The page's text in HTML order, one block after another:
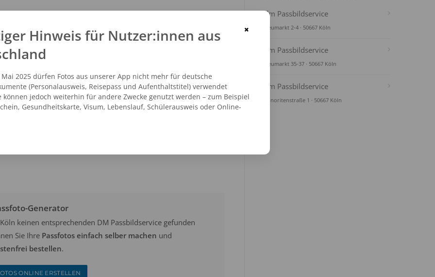
- 25083058
Generator
keinen entsprechenden DM Passbildservice gefunden
Sie Ihre Passfotos einfach selber machen und
bestellen.
ONLINE ERSTELLEN
dm Passbildservice
Neumarkt 2-4 · 50667 Köln
dm Passbildservice
Neumarkt 35-37 · 50667 Köln
dm Passbildservice
Minoritenstraße 1 · 50667 Köln
×
Hinweis für Nutzer:innen aus
Mai 2025 dürfen Fotos aus unserer App nicht mehr für deutsche
(Personalausweis, Reisepass und Aufenthaltstitel) verwendet
können jedoch weiterhin für andere Zwecke genutzt werden – zum Beispiel
Gesundheitskarte, Visum, Lebenslauf, Schülerausweis oder Online-